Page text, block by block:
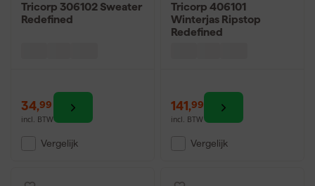
Tricorp 306102 Sweater
Redefined
34,99
incl. BTW
Vergelijk
Tricorp 406101
Winterjas Ripstop
Redefined
141,99
incl. BTW
Vergelijk